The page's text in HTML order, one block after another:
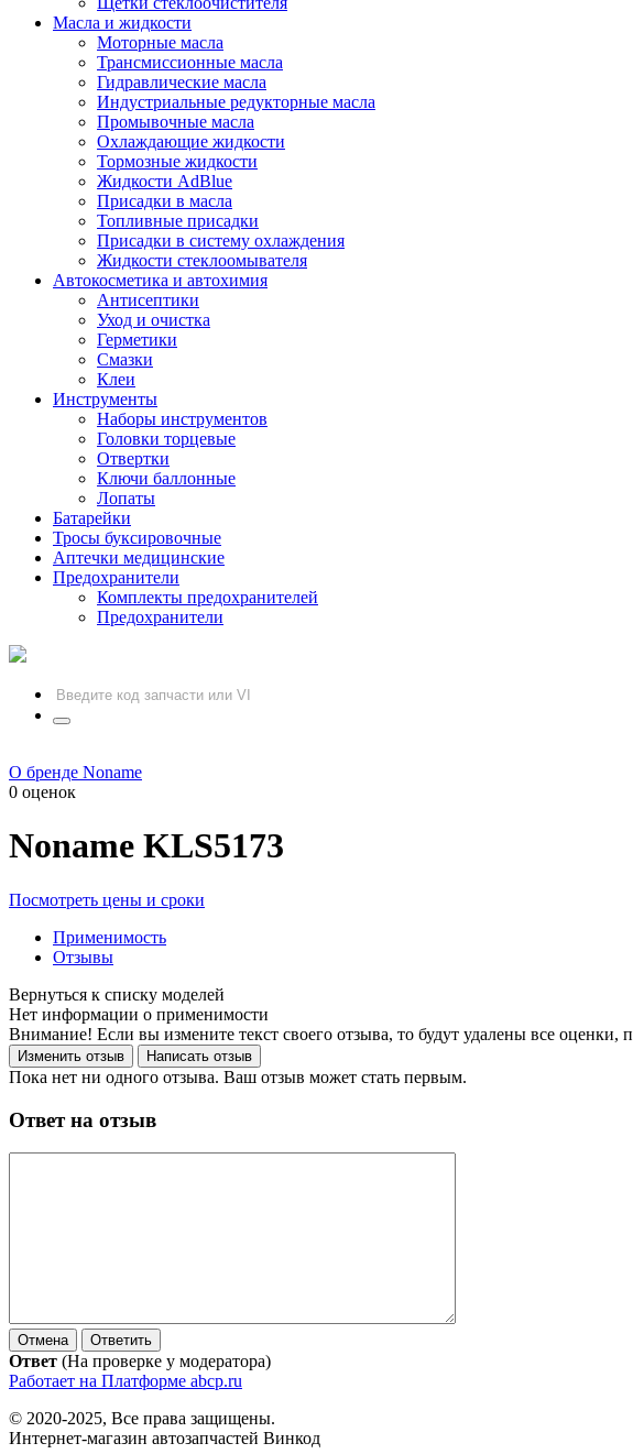
Масла и жидкости
Моторные масла
Трансмиссионные масла
Гидравлические масла
Индустриальные редукторные масла
Промывочные масла
Охлаждающие жидкости
Тормозные жидкости
Жидкости AdBlue
Присадки в масла
Топливные присадки
Присадки в систему охлаждения
Жидкости стеклоомывателя
Автокосметика и автохимия
Антисептики
Уход и очистка
Герметики
Смазки
Клеи
Инструменты
Наборы инструментов
Головки торцевые
Отвертки
Ключи баллонные
Лопаты
Батарейки
Тросы буксировочные
Аптечки медицинские
Предохранители
Комплекты предохранителей
Предохранители
О бренде Noname
0 оценок
Noname KLS5173
Посмотреть цены и сроки
Применимость
Отзывы
Нет информации о применимости
Внимание! Если вы измените текст своего отзыва, то будут удалены все
Пока нет ни одного отзыва. Ваш отзыв может стать первым.
Ответ на отзыв
Ответ (На проверке у модератора)
Работает на Платформе abcp.ru
© 2020-2025, Все права защищены.
Интернет-магазин автозапчастей Винкод